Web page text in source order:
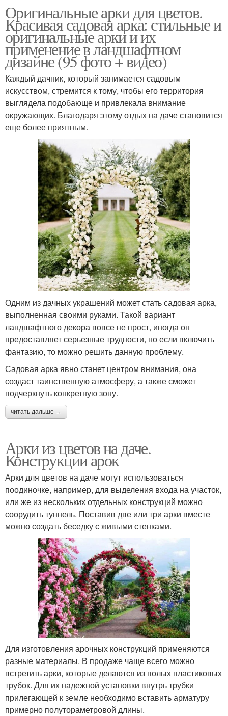
Оригинальные арки для цветов.
Красивая садовая арка: стильные и
оригинальные арки и их
применение в ландшафтном
дизайне (95 фото + видео)
Каждый дачник, который занимается садовым
искусством, стремится к тому, чтобы его территория
выглядела подобающе и привлекала внимание
окружающих. Благодаря этому отдых на даче становится
еще более приятным.
Одним из дачных украшений может стать садовая арка,
выполненная своими руками. Такой вариант
ландшафтного декора вовсе не прост, иногда он
предоставляет серьезные трудности, но если включить
фантазию, то можно решить данную проблему.
Садовая арка явно станет центром внимания, она
создаст таинственную атмосферу, а также сможет
подчеркнуть конкретную зону.
читать дальше →
Арки из цветов на даче.
Конструкции арок
Арки для цветов на даче могут использоваться
поодиночке, например, для выделения входа на участок,
или же из нескольких отдельных конструкций можно
соорудить туннель. Поставив две или три арки вместе
можно создать беседку с живыми стенками.
Для изготовления арочных конструкций применяются
разные материалы. В продаже чаще всего можно
встретить арки, которые делаются из полых пластиковых
трубок. Для их надежной установки внутрь трубки
прилегающей к земле необходимо вставить арматуру
примерно полутораметровой длины.